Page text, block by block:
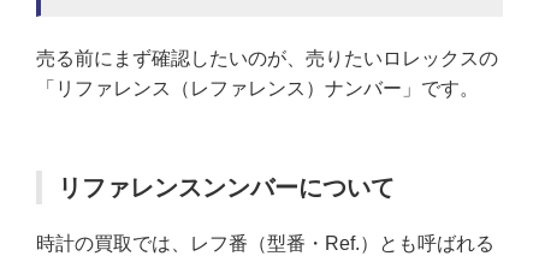
売る前にまず確認したいのが、売りたいロレックスの
「リファレンス（レファレンス）ナンバー」です。
リファレンスンンバーについて
時計の買取では、レフ番（型番・Ref.）とも呼ばれる